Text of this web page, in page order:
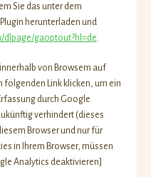
Sie das unter dem
herunterladen und
gaoptout?hl=de.
von Browsern auf
Link klicken, um ein
durch Google
verhindert (dieses
Browser und nur für
in Ihrem Browser, müssen
Analytics deaktivieren]